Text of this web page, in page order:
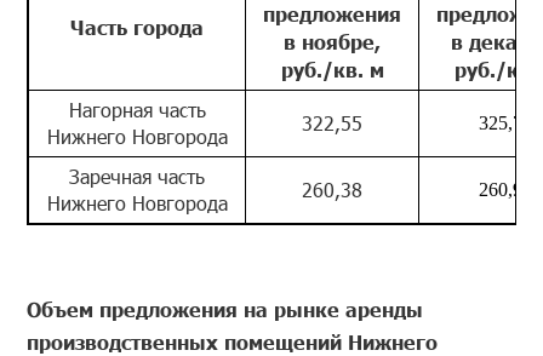
Часть города
предложения
в ноябре,
руб./кв. м
в
руб./кв.
Нагорная часть
Нижнего Новгорода
322,55 325,73
Заречная часть
Нижнего Новгорода
260,38 260,96
Объем предложения на рынке аренды
производственных помещений Нижнего